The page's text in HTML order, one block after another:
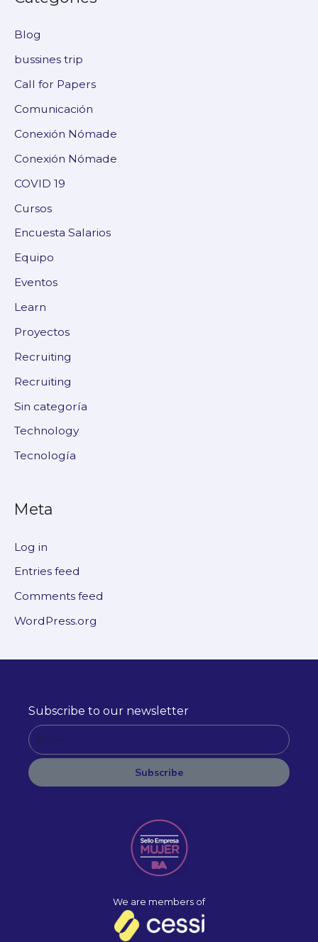
Blog
bussines trip
Call for Papers
Comunicación
Conexión Nómade
Conexión Nómade
COVID 19
Cursos
Encuesta Salarios
Equipo
Eventos
Learn
Proyectos
Recruiting
Recruiting
Sin categoría
Technology
Tecnología
Meta
Log in
Entries feed
Comments feed
WordPress.org
Subscribe to our newsletter
E
m
a
i
Subscribe
e
r
n
t
i
We are members of